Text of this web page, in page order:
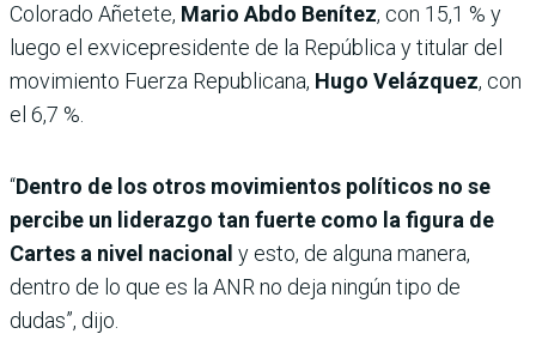
Colorado Añetete, Mario Abdo Benítez, con 15,1 % y
luego el exvicepresidente de la República y titular del
movimiento Fuerza Republicana, Hugo Velázquez, con
el 6,7 %.
“Dentro de los otros movimientos políticos no se
percibe un liderazgo tan fuerte como la figura de
Cartes a nivel nacional y esto, de alguna manera,
dentro de lo que es la ANR no deja ningún tipo de
dudas”, dijo.